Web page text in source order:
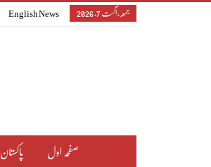
جمعہ, اگست 7, 2026 English News
صفحہ اول پاکستان